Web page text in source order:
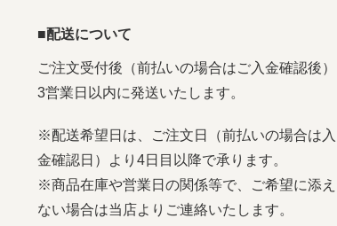
■配送について
ご注文受付後（前払いの場合はご入金確認後）
3営業日以内に発送いたします。
※配送希望日は、ご注文日（前払いの場合は入
金確認日）より4日目以降で承ります。
※商品在庫や営業日の関係等で、ご希望に添え
ない場合は当店よりご連絡いたします。